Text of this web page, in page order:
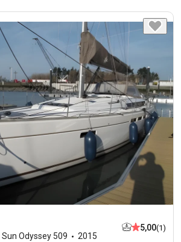
Sun Odyssey 509
2015
5,00(1)